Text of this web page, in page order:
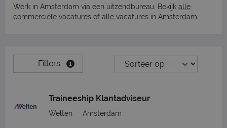
Werk in Amsterdam via een uitzendbureau. Bekijk alle
commerciële vacatures of alle vacatures in Amsterdam
Filters 1
Traineeship Klantadviseur
Welten Amsterdam